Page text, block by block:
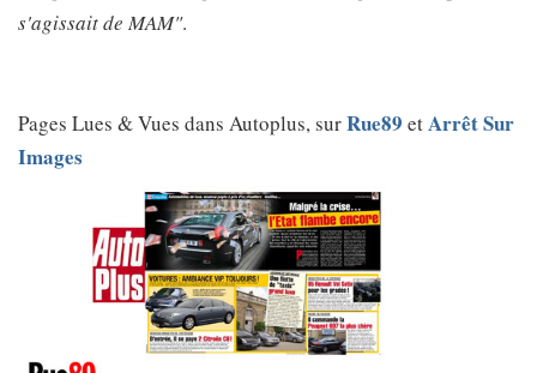
s'agissait de MAM".
Pages Lues & Vues dans Autoplus, surRue89 etArrêt Sur
Images